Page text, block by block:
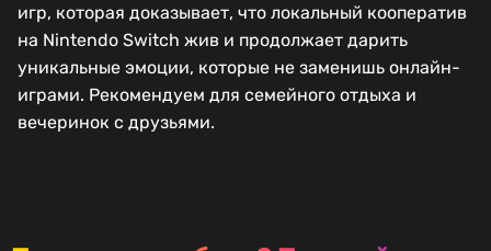
игр, которая доказывает, что локальный кооператив
на Nintendo Switch жив и продолжает дарить
уникальные эмоции, которые не заменишь онлайн-
играми. Рекомендуем для семейного отдыха и
вечеринок с друзьями.